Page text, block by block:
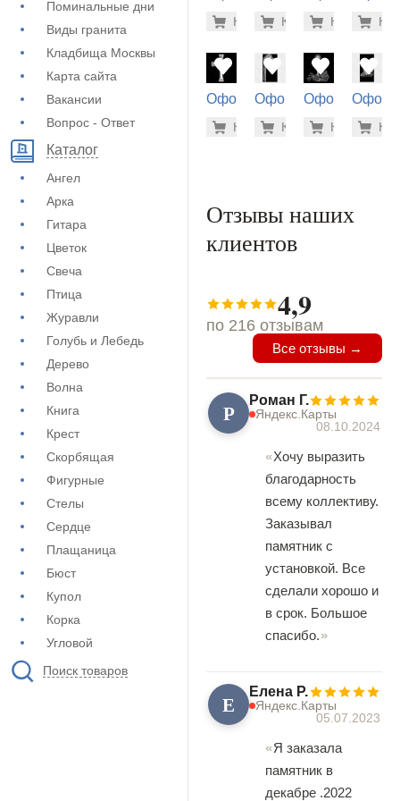
Поминальные дни
Виды гранита
Кладбища Москвы
Карта сайта
Вакансии
Вопрос - Ответ
Каталог
Ангел
Арка
Гитара
Цветок
Свеча
Птица
Журавли
Голубь и Лебедь
Дерево
Волна
Книга
Крест
Скорбящая
Фигурные
Стелы
Сердце
Плащаница
Бюст
Купол
Корка
Угловой
Поиск товаров
(71-758)
-7% 1.900
Купить(71-472)
-7%
Купить(73-498)
-
Купить(72-
Оформление
(71-355)
-7% 500 руб.
Купить
Оформление
(72-608)
-7%
Купить
Оформление
(71-180)
-
Купить(72-
Отзывы наших
клиентов
4,9
по 216 отзывам
Все отзывы →
Р Роман Г.
Яндекс.Карты
08.10.2024
Хочу выразить
благодарность
всему коллективу.
Заказывал
памятник с
установкой. Все
сделали хорошо и
в срок. Большое
спасибо.
Е Елена Р.
Яндекс.Карты
05.07.2023
Я заказала
памятник в
декабре .2022